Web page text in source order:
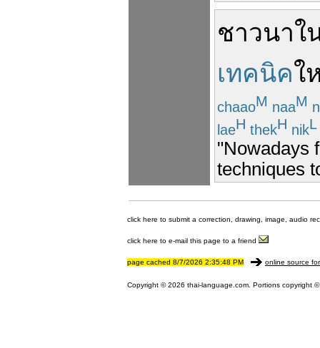
ชาวนาใ
เทคนิคใ
chaaoM naaM
laeH thekH nikL
"Nowadays
techniques
click here to submit a correction, drawing, image, audio
click here to e-mail this page to a friend
page cached 8/7/2026 2:35:48 PM online source
Copyright © 2026 thai-language.com. Portions copyright